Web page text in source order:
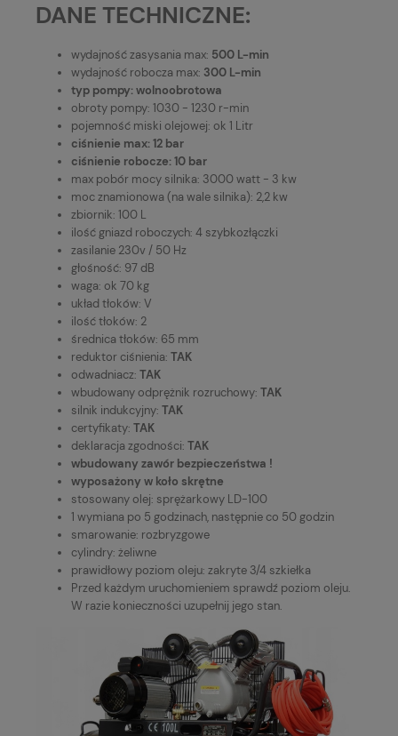
DANE TECHNICZNE:
wydajność zasysania max: 500 L-min
wydajność robocza max: 300 L-min
typ pompy: wolnoobrotowa
obroty pompy: 1030 - 1230 r-min
pojemność miski olejowej: ok 1 Litr
ciśnienie max: 12 bar
ciśnienie robocze: 10 bar
max pobór mocy silnika: 3000 watt - 3 kw
moc znamionowa (na wale silnika): 2,2 kw
zbiornik: 100 L
ilość gniazd roboczych: 4 szybkozłączki
zasilanie 230v / 50 Hz
głośność: 97 dB
waga: ok 70 kg
układ tłoków: V
ilość tłoków: 2
średnica tłoków: 65 mm
reduktor ciśnienia: TAK
odwadniacz: TAK
wbudowany odprężnik rozruchowy: TAK
silnik indukcyjny: TAK
certyfikaty: TAK
deklaracja zgodności: TAK
wbudowany zawór bezpieczeństwa !
wyposażony w koło skrętne
stosowany olej: sprężarkowy LD-100
1 wymiana po 5 godzinach, następnie co 50 godzin
smarowanie: rozbryzgowe
cylindry: żeliwne
prawidłowy poziom oleju: zakryte 3/4 szkiełka
Przed każdym uruchomieniem sprawdź poziom oleju.
W razie konieczności uzupełnij jego stan.